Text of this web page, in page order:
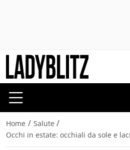
Home / Salute /
Occhi in estate: occhiali da sole e